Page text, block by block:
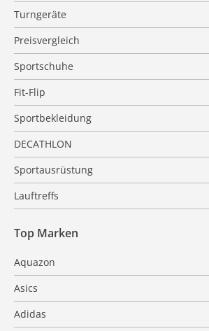
Turngeräte
Preisvergleich
Sportschuhe
Fit-Flip
Sportbekleidung
DECATHLON
Sportausrüstung
Lauftreffs
Top Marken
Aquazon
Asics
Adidas